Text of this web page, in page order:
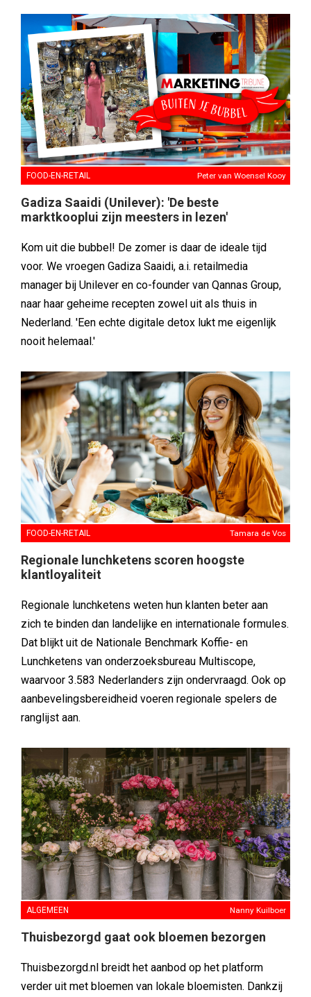
FOOD-EN-RETAIL Peter van Woensel Kooy
Gadiza Saaidi (Unilever): 'De beste
marktkooplui zijn meesters in lezen'
Kom uit die bubbel! De zomer is daar de ideale tijd
voor. We vroegen Gadiza Saaidi, a.i. retailmedia
manager bij Unilever en co-founder van Qannas Group,
naar haar geheime recepten zowel uit als thuis in
Nederland. 'Een echte digitale detox lukt me eigenlijk
nooit helemaal.'
FOOD-EN-RETAIL Tamara de Vos
Regionale lunchketens scoren hoogste
klantloyaliteit
Regionale lunchketens weten hun klanten beter aan
zich te binden dan landelijke en internationale formules.
Dat blijkt uit de Nationale Benchmark Koffie- en
Lunchketens van onderzoeksbureau Multiscope,
waarvoor 3.583 Nederlanders zijn ondervraagd. Ook op
aanbevelingsbereidheid voeren regionale spelers de
ranglijst aan.
ALGEMEEN Nanny Kuilboer
Thuisbezorgd gaat ook bloemen bezorgen
Thuisbezorgd.nl breidt het aanbod op het platform
verder uit met bloemen van lokale bloemisten. Dankzij